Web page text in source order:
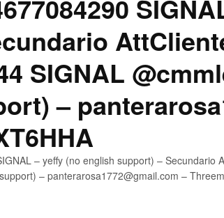
SIGNAL
–
– yeffy (no english support) – Secundario
– panterarosa1772@gmail.com –